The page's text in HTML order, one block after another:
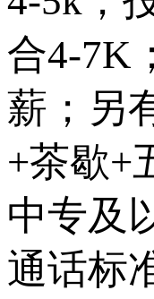
合4-7K
薪；另
+茶歇+
中专及
通话标